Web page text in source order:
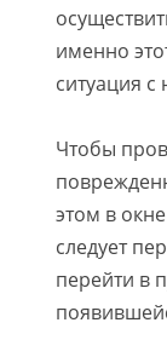
именно
ситуация
Чтобы
этом в
следует
перейти в